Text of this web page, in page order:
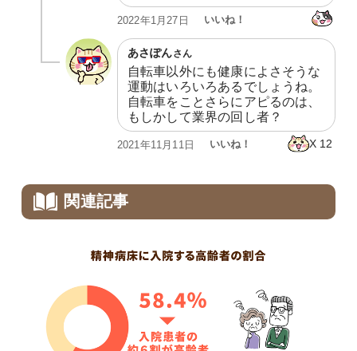
2022年1月27日 いいね！
あさぽんさん
自転車以外にも健康によさそうな
運動はいろいろあるでしょうね。
自転車をことさらにアピるのは、
もしかして業界の回し者？
X 12
2021年11月11日 いいね！
関連記事